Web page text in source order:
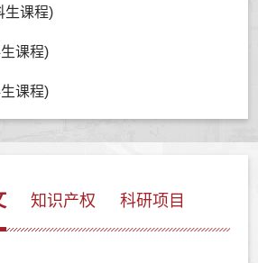
生课程)
课程)
课程)
知识产权 科研项目